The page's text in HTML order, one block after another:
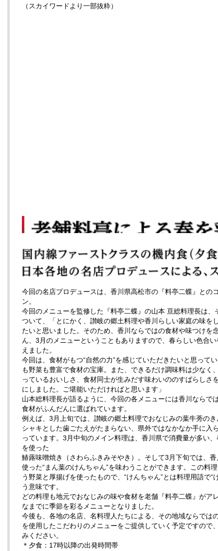
（スカイワードより一部抜粋）
今回の名店プロデュースは、香川県高松市の『料亭二蝶』との
ン。
今回のメニューを監修した『料亭二蝶』の山本 亘総料理長は、
ついて、「とにかく、讃岐の郷土料理や香川らしい家庭の味を
たいと思いました。そのため、香川ならではの食材や味つけを
ん、3月のメニューということもありますので、春らしい色合
えました。
今回は、食材がもつ“自然の力”を感じていただきたいと思って
も野菜も豊富で食材の宝庫。また、できるだけ調味料は少なく
っているおいしさ、食材同士が生みだす味わいののすばらしさ
にしました。ご堪能いただければと思います」
山本総料理長が語るように、今回の各メニューには香川ならで
食材がふんだんに選ばれています。
例えば、3月上旬では、讃岐の郷土料理でおなじみの葉牛蒡の
シャキとした歯ごたえがたまらない、県外ではなかなか手に入
っています。3月中旬のメイン料理は、香川県で消費量が多い
を使った
鰆蕗味噌焼き（さわらふきみそやき）。そして3月下旬では、
使った“まん葉のけんちゃん”を味わうことができます。この料
う野菜と厚揚げを使ったもので、“けんちゃん”とは料理用語で“
う意味です。
どの料理も地元でおなじみの味や食材を老舗『料亭二蝶』がア
なまでに季節を彩るメニューとなりました。
今後も、各地の名店、名料理人たちによる、その地域ならでは
を使用したこだわりのメニューをご提供していく予定ですので
みください。
＊夕食：17時以降の出発時間帯